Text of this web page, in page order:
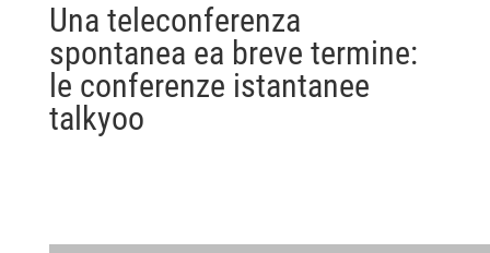
Una teleconferenza
spontanea ea breve termine:
le conferenze istantanee
talkyoo